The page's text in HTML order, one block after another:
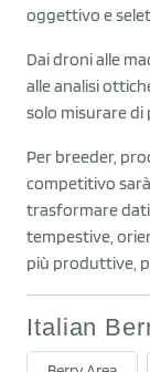
oggettivo e
Dai droni alle
alle analisi
solo misurare di
Per breeder,
competitivo
trasformare
tempestive,
più produttive,
Italian